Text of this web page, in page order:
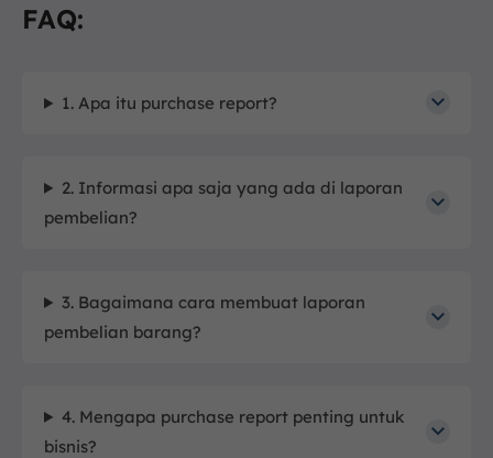
FAQ:
1. Apa itu purchase report?
2. Informasi apa saja yang ada di laporan
pembelian?
3. Bagaimana cara membuat laporan
pembelian barang?
4. Mengapa purchase report penting untuk
bisnis?